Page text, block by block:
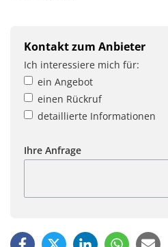
Kontakt zum Anbieter
Ich interessiere mich für:
ein Angebot
einen Rückruf
detaillierte Informationen
Ihre Anfrage